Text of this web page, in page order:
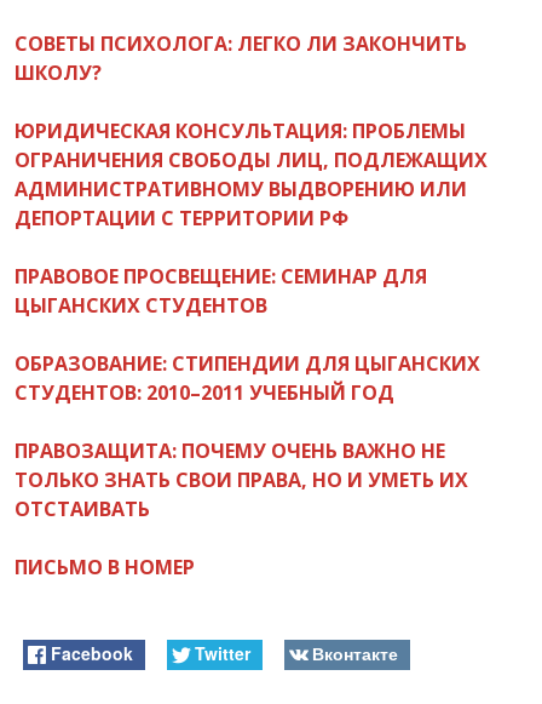
СОВЕТЫ ПСИХОЛОГА: ЛЕГКО ЛИ ЗАКОНЧИТЬ
ШКОЛУ?
ЮРИДИЧЕСКАЯ КОНСУЛЬТАЦИЯ: ПРОБЛЕМЫ
ОГРАНИЧЕНИЯ СВОБОДЫ ЛИЦ, ПОДЛЕЖАЩИХ
АДМИНИСТРАТИВНОМУ ВЫДВОРЕНИЮ ИЛИ
ДЕПОРТАЦИИ С ТЕРРИТОРИИ РФ
ПРАВОВОЕ ПРОСВЕЩЕНИЕ: СЕМИНАР ДЛЯ
ЦЫГАНСКИХ СТУДЕНТОВ
ОБРАЗОВАНИЕ: СТИПЕНДИИ ДЛЯ ЦЫГАНСКИХ
СТУДЕНТОВ: 2010–2011 УЧЕБНЫЙ ГОД
ПРАВОЗАЩИТА: ПОЧЕМУ ОЧЕНЬ ВАЖНО НЕ
ТОЛЬКО ЗНАТЬ СВОИ ПРАВА, НО И УМЕТЬ ИХ
ОТСТАИВАТЬ
ПИСЬМО В НОМЕР
Facebook Twitter Вконтакте